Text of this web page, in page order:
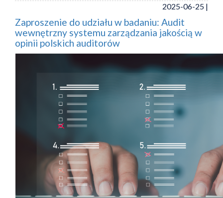
2025-06-25 |
Zaproszenie do udziału w badaniu: Audit
wewnętrzny systemu zarządzania jakością w
opinii polskich auditorów